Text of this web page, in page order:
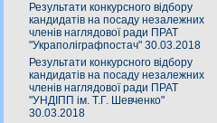
Результати конкурсного відбору
кандидатів на посаду незалежних
членів наглядової ради ПРАТ
"Украполіграфпостач" 30.03.2018
Результати конкурсного відбору
кандидатів на посаду незалежних
членів наглядової ради ПРАТ
"УНДІПП ім. Т.Г. Шевченко"
30.03.2018